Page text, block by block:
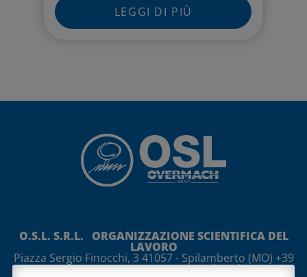
LEGGI DI PIÙ
O.S.L. S.R.L. ORGANIZZAZIONE SCIENTIFICA DEL
LAVORO
Piazza Sergio Finocchi, 3 41057- Spilamberto (MO) +39
059 765888 +39 059 765997osl@osl.it